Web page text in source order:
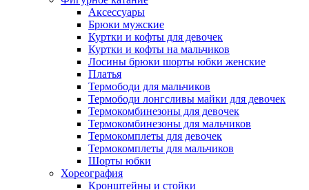
Аксессуары
Брюки мужские
Куртки и кофты для девочек
Куртки и кофты на мальчиков
Лосины брюки шорты юбки женские
Платья
Термободи для мальчиков
Термободи лонгсливы майки для девочек
Термокомбинезоны для девочек
Термокомбинезоны для мальчиков
Термокомплеты для девочек
Термокомплеты для мальчиков
Шорты юбки
Хореография
Кронштейны и стойки